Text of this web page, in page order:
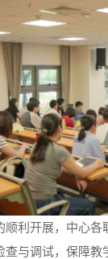
顺利开展，中心
与调试，保障教